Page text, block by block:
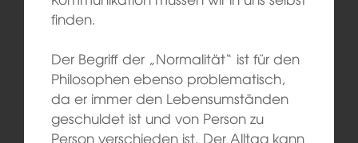
finden.
Der Begriff der „Normalität“ ist für den
Philosophen ebenso problematisch,
da er immer den Lebensumständen
geschuldet ist und von Person zu
Person verschieden ist. Der Alltag kann